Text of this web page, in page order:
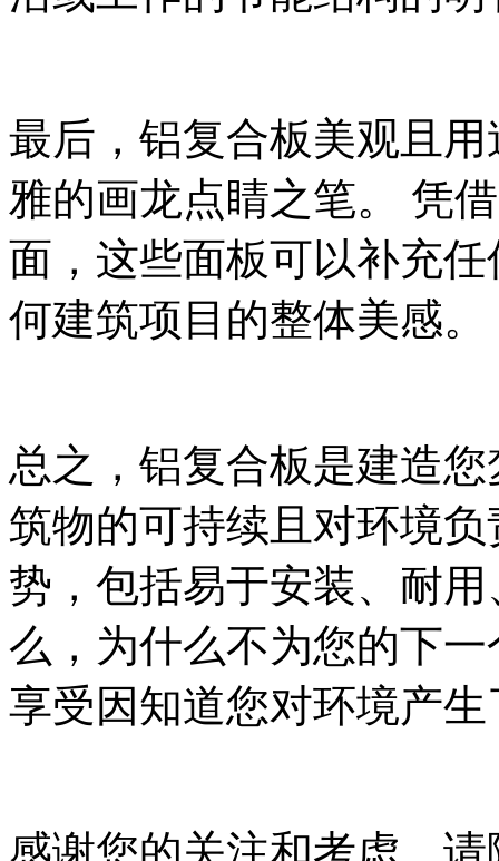
最后，铝复合板美观且
雅的画龙点睛之笔。 凭
面，这些面板可以补充
何建筑项目的整体美感。
总之，铝复合板是建造
筑物的可持续且对环境
势，包括易于安装、耐
么，为什么不为您的下
享受因知道您对环境产
感谢您的关注和考虑，